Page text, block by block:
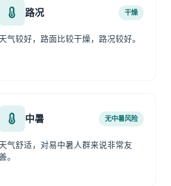
路况 干燥
天气较好，路面比较干燥，路况较好。
中暑 无中暑风险
天气舒适，对易中暑人群来说非常友
。